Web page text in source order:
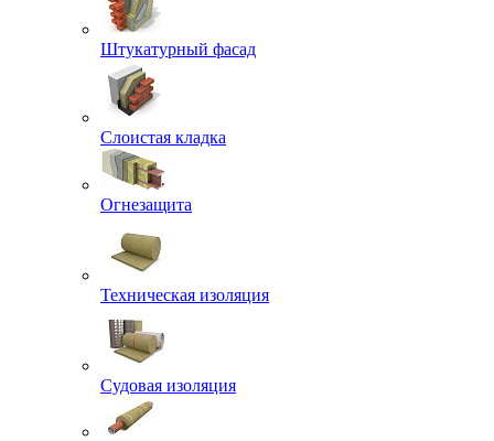
Штукатурный фасад
Слоистая кладка
Огнезащита
Техническая изоляция
Судовая изоляция